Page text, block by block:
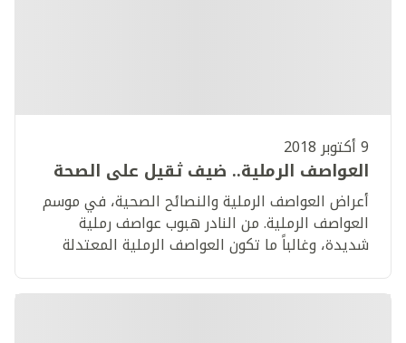
9 أكتوبر 2018
العواصف الرملية.. ضيف ثقيل على الصحة
أعراض العواصف الرملية والنصائح الصحية، في موسم
العواصف الرملية. من النادر هبوب عواصف رملية
شديدة، وغالباً ما تكون العواصف الرملية المعتدلة